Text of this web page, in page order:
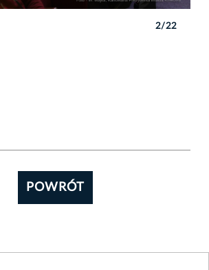
2/22
POWRÓT